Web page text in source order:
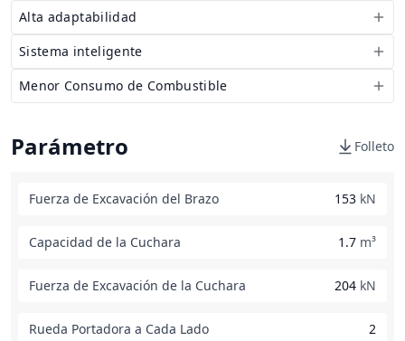
Alta adaptabilidad
Sistema inteligente
Menor Consumo de Combustible
Parámetro Folleto
Fuerza de Excavación del Brazo 153 kN
Capacidad de la Cuchara 1.7 m³
Fuerza de Excavación de la Cuchara 204 kN
Rueda Portadora a Cada Lado 2